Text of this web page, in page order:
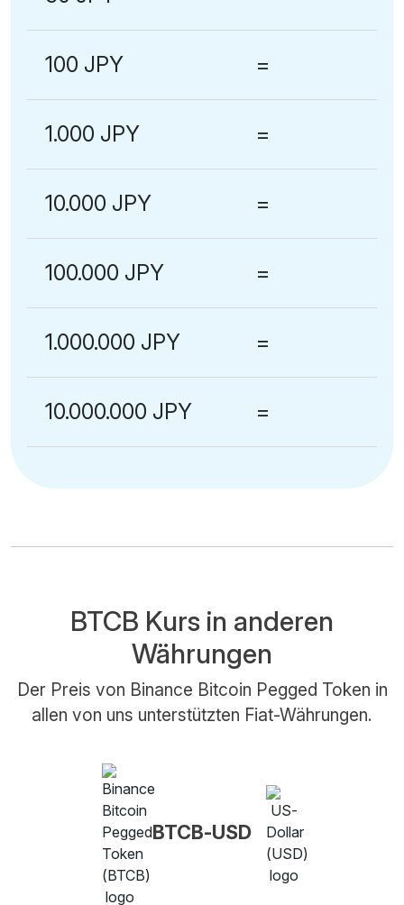
100 JPY =
1.000 JPY =
10.000 JPY =
100.000 JPY =
1.000.000 JPY =
10.000.000 JPY =
BTCB Kurs in anderen
Währungen
Der Preis von Binance Bitcoin Pegged Token in
allen von uns unterstützten Fiat-Währungen.
BTCB-USD